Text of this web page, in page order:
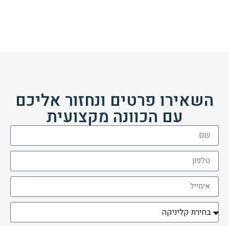
השאירו פרטים ונחזור אליכם
עם הכוונה מקצועית